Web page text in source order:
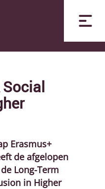
Social
Erasmus+
de afgelopen
Long-Term
in Higher